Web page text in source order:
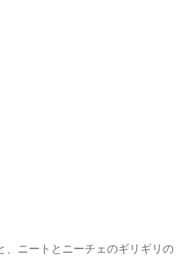
、ニートとニーチェのギリギリの